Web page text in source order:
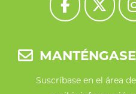
Suscríbase en el área